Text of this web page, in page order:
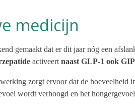
medicijn
gemaakt dat er dit jaar nóg een
activeert naast GLP-1 ook GIP
zorgt ervoor dat de hoeveelheid
wordt verhoogd en het